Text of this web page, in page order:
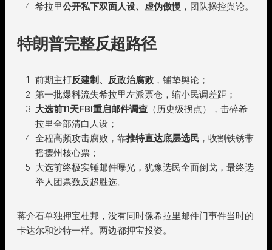
希拉里公开私下双面人设、虚伪傲慢 ，团队操控舆论。
特朗普完整反超路径
前期主打反建制、反政治腐败 ，铺垫舆论；
第一批爆料流失希拉里左派票仓，缩小民调差距；
大选前11天FBI重启邮件调查 （历史级拐点），击碎希
拉里全部清白人设；
全程高频攻击腐败，靠推特直达底层选民 ，收割铁锈带
摇摆州核心票；
大选前终极实锤邮件曝光，犹豫选民全面倒戈，最终选
举人团票数反超胜选。
蒋介石单独押宝杜邦，没有同时像希拉里邮件门事件当时的
卡达尔和沙特一样。两边都押宝投资。